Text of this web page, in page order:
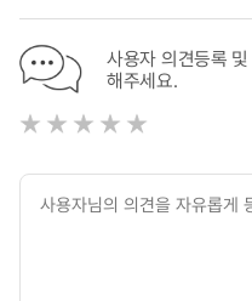
사용자 의견등록
해주세요.